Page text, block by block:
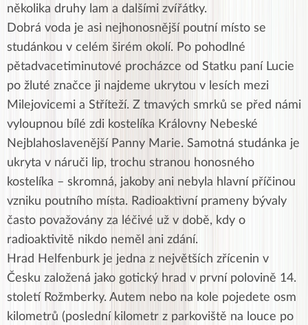
několika druhy lam a dalšími zvířátky.
Dobrá voda je asi nejhonosnější poutní místo se
studánkou v celém širém okolí. Po pohodlné
pětadvacetiminutové procházce od Statku paní Lucie
po žluté značce ji najdeme ukrytou v lesích mezi
Milejovicemi a Stříteží. Z tmavých smrků se před námi
vyloupnou bílé zdi kostelíka Královny Nebeské
Nejblahoslavenější Panny Marie. Samotná studánka je
ukryta v náruči lip, trochu stranou honosného
kostelíka – skromná, jakoby ani nebyla hlavní příčinou
vzniku poutního místa. Radioaktivní prameny bývaly
často považovány za léčivé už v době, kdy o
radioaktivitě nikdo neměl ani zdání.
Hrad Helfenburk je jedna z největších zřícenin v
Česku založená jako gotický hrad v první polovině 14.
století Rožmberky. Autem nebo na kole pojedete osm
kilometrů (poslední kilometr z parkoviště na louce po